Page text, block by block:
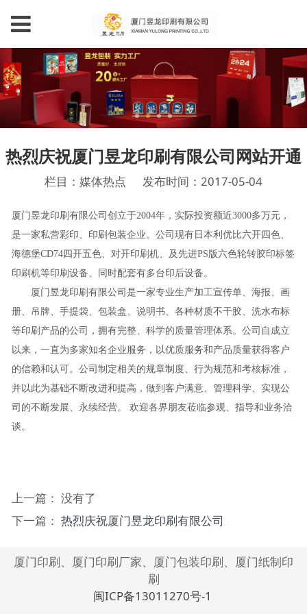
热烈庆祝厦门昱龙印刷有限公司网站开通
栏目：媒体热点 发布时间：2017-05-04
厦门昱龙印刷有限公司创立于2004年，实际投资额近3000多万元，
是一家私营彩印、印刷包装企业。公司现有日本利优比六开四色、
海德堡CD74四开五色、对开印刷机、及先进PS版六色轮转胶印标签
印刷机等印刷设备、同时配套有多台印后设备。
厦门昱龙印刷有限公司是一家专业生产加工宣传单、海报、画
册、吊牌、手提袋、包装盒、说明书、各种材质不干胶、洗水布标
等印刷产品的公司，拥有完整、科学的质量管理体系。公司自成立
以来，一直为多家知名企业服务，以优质服务和产品质量获得客户
的信赖和认可。公司制定相关的规章制度、行为规范和考核标准，
并以此为基础不断改进和提高，做到客户满意、管理科学、实现公
司的不断发展、永续经营。 欢迎各界朋友莅临参观、指导和业务洽
谈。
上一篇： 没有了
下一篇： 热烈庆祝厦门昱龙印刷有限公司
厦门印刷、厦门印刷厂家、厦门包装印刷、厦门纸制印
刷
闽ICP备13011270号-1